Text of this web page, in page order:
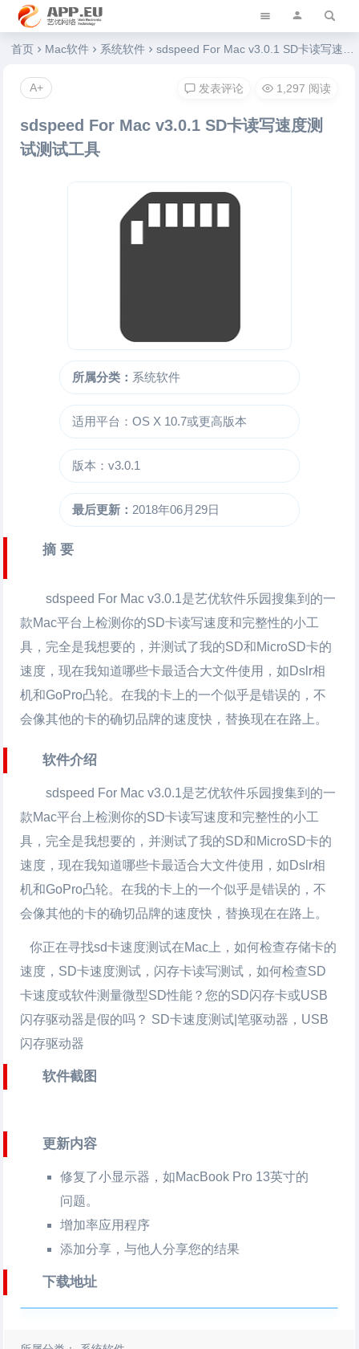
艺优软件乐园
首页 Mac软件 系统软件 sdspeed For Mac v3.0.1 SD卡读写速度测试测试工具
sdspeed For Mac v3.0.1 SD卡读写速度测
试测试工具
所属分类： 系统软件
适用平台：OS X 10.7或更高版本
版本：v3.0.1
最后更新： 2018年06月29日
摘 要
sdspeed For Mac v3.0.1是艺优软件乐园搜集到的一
款Mac平台上检测你的SD卡读写速度和完整性的小工
具，完全是我想要的，并测试了我的SD和MicroSD卡的
速度，现在我知道哪些卡最适合大文件使用，如Dslr相
机和GoPro凸轮。在我的卡上的一个似乎是错误的，不
会像其他的卡的确切品牌的速度快，替换现在在路上。
软件介绍
sdspeed For Mac v3.0.1是艺优软件乐园搜集到的一
款Mac平台上检测你的SD卡读写速度和完整性的小工
具，完全是我想要的，并测试了我的SD和MicroSD卡的
速度，现在我知道哪些卡最适合大文件使用，如Dslr相
机和GoPro凸轮。在我的卡上的一个似乎是错误的，不
会像其他的卡的确切品牌的速度快，替换现在在路上。
你正在寻找sd卡速度测试在Mac上，如何检查存储卡的
速度，SD卡速度测试，闪存卡读写测试，如何检查SD
卡速度或软件测量微型SD性能？您的SD闪存卡或USB
闪存驱动器是假的吗？ SD卡速度测试|笔驱动器，USB
闪存驱动器
软件截图
更新内容
修复了小显示器，如MacBook Pro 13英寸的
问题。
增加率应用程序
添加分享，与他人分享您的结果
下载地址
发表评论 1,297 阅读
A+